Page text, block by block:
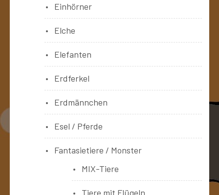
Einhörner
Elche
Elefanten
Erdferkel
Erdmännchen
Esel / Pferde
Fantasietiere / Monster
MIX-Tiere
Tiere mit Flügeln